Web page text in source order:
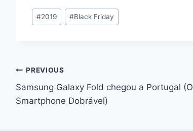
Post
Tags:
#2019 #Black Friday
Navegação
de
PREVIOUS
Samsung Galaxy Fold chegou a Portugal (O
Smartphone Dobrável)